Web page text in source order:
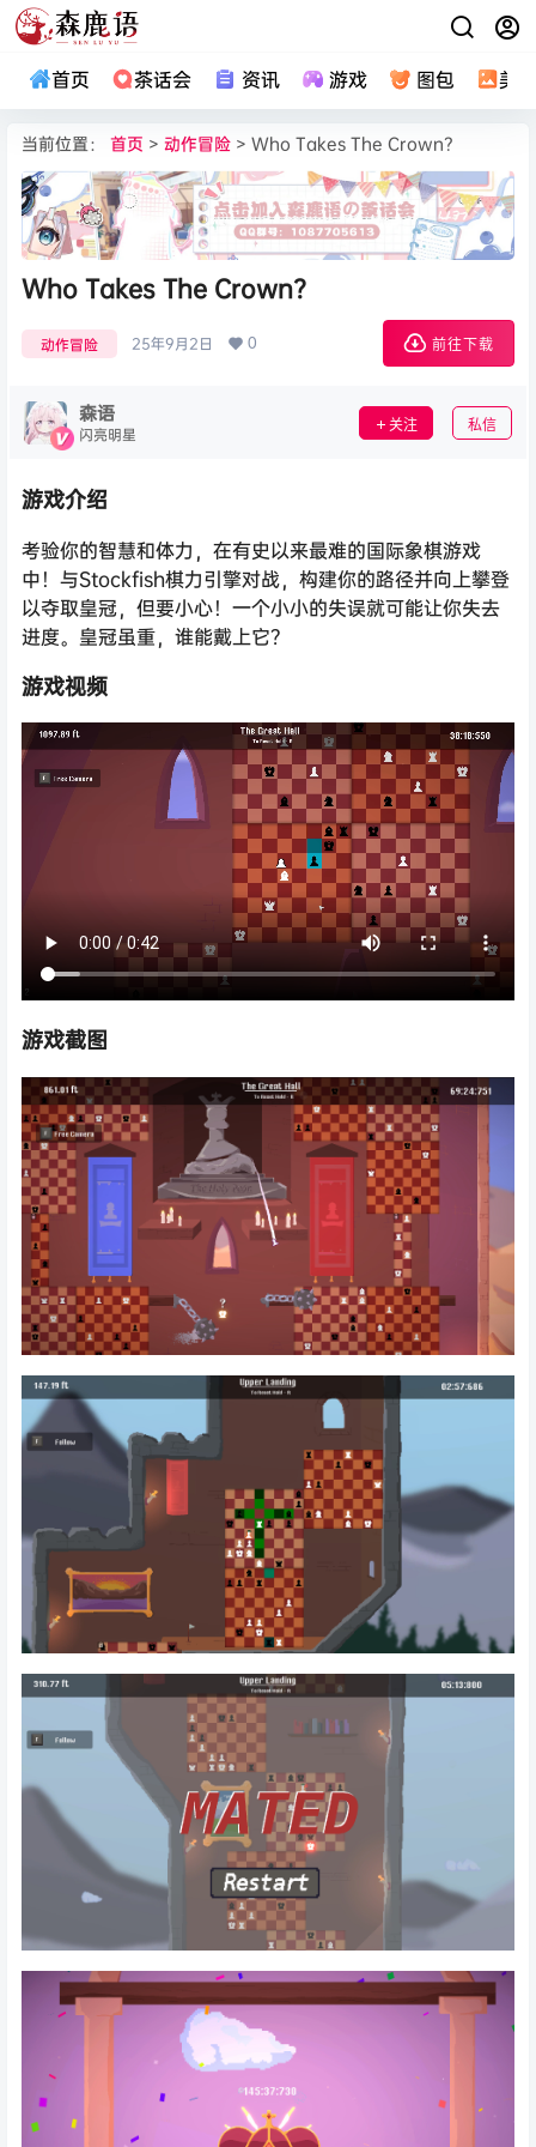
首页 茶话会 资讯 游戏 图包 美
当前位置： 首页 > 动作冒险 > Who Takes The Crown?
Who Takes The Crown?
动作冒险 25年9月2日 0 前往下载
森语
闪亮明星 关注 私信
游戏介绍
考验你的智慧和体力，在有史以来最难的国际象棋游戏
中！与Stockfish棋力引擎对战，构建你的路径并向上攀登
以夺取皇冠，但要小心！一个小小的失误就可能让你失去
进度。皇冠虽重，谁能戴上它？
游戏视频
游戏截图